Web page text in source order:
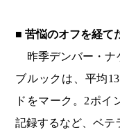
■ 苦悩のオフを経て
昨季デンバー・ナ
ブルックは、平均
ドをマーク。2ポイ
記録するなど、ベテ